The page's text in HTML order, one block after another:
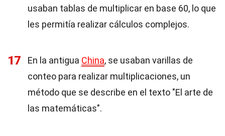
usaban tablas de multiplicar en base 60, lo que
les permitía realizar cálculos complejos.
17 En la antigua China, se usaban varillas de
conteo para realizar multiplicaciones, un
método que se describe en el texto "El arte de
las matemáticas".